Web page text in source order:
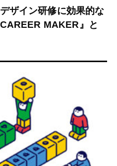
ザイン研修に効果的な
MAKER』と